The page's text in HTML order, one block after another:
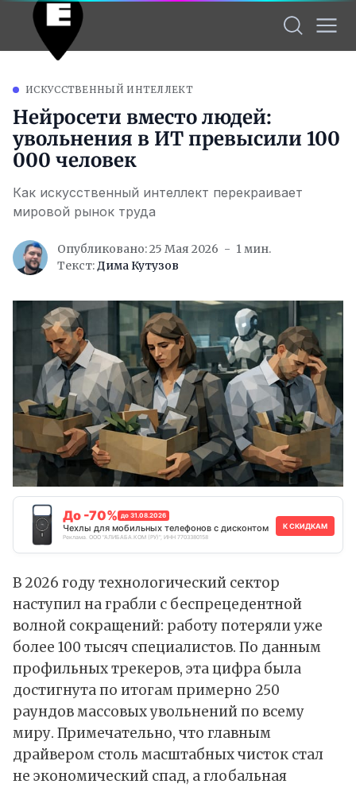
ИСКУССТВЕННЫЙ ИНТЕЛЛЕКТ
Нейросети вместо людей:
увольнения в ИТ превысили 100
000 человек
Как искусственный интеллект перекраивает
мировой рынок труда
Опубликовано: 25 Мая 2026
1 мин.
Текст:Дима Кутузов
До -70% до 31.08.2026
Чехлы для мобильных телефонов с дисконтом
Реклама. ООО "АЛИБАБА.КОМ (РУ)", ИНН 7703380158
К СКИДКАМ
В 2026 году технологический сектор
наступил на грабли с беспрецедентной
волной сокращений: работу потеряли уже
более 100 тысяч специалистов. По данным
профильных трекеров, эта цифра была
достигнута по итогам примерно 250
раундов массовых увольнений по всему
миру. Примечательно, что главным
драйвером столь масштабных чисток стал
не экономический спад, а глобальная